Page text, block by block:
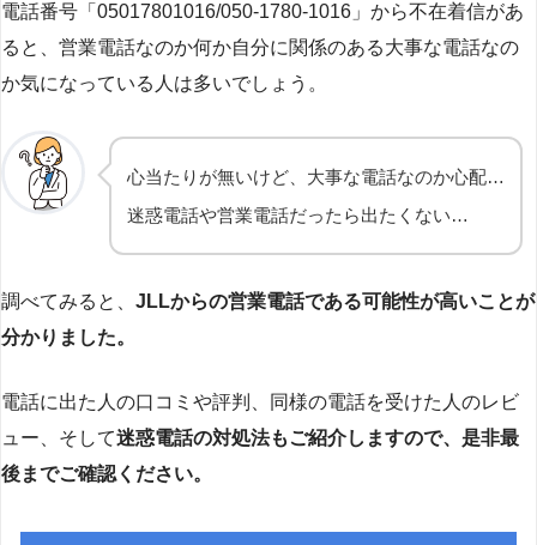
電話番号「05017801016/050-1780-1016」から不在着信があ
ると、営業電話なのか何か自分に関係のある大事な電話なの
か気になっている人は多いでしょう。
心当たりが無いけど、大事な電話なのか心配…
迷惑電話や営業電話だったら出たくない…
調べてみると、 JLLからの営業電話である可能性が高いことが
分かりました。
電話に出た人の口コミや評判、同様の電話を受けた人のレビ
ュー、そして迷惑電話の対処法もご紹介しますので、是非最
後までご確認ください。